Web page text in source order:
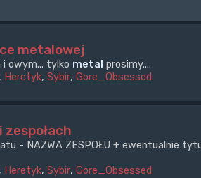
metalowej
owym... tylko metal prosimy....
, Heretyk, Sybir, Gore_Obsessed
zespołach
- NAZWA ZESPOŁU + ewentualnie
, Heretyk, Sybir, Gore_Obsessed